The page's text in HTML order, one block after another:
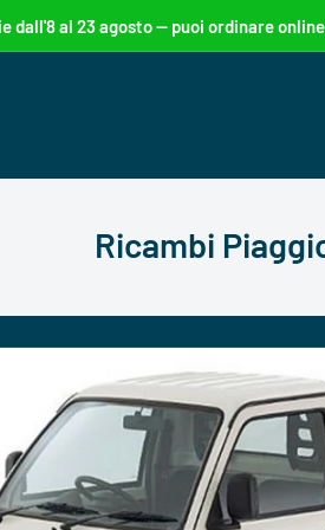
dall'8 al 23 agosto — puoi ordinare
Ricambi